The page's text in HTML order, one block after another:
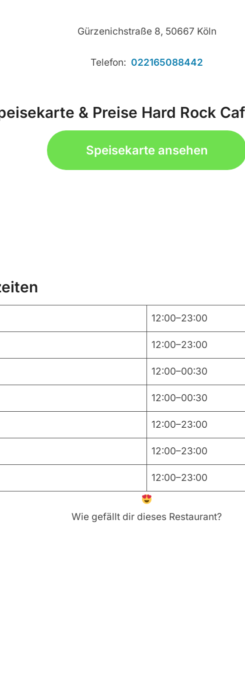
Gürzenichstraße 8, 50667 Köln
Telefon: 022165088442
& Preise Hard Rock
Speisekarte ansehen
12:00–23:00
12:00–23:00
12:00–00:30
12:00–00:30
12:00–23:00
12:00–23:00
12:00–23:00
Wie gefällt dir dieses Restaurant?